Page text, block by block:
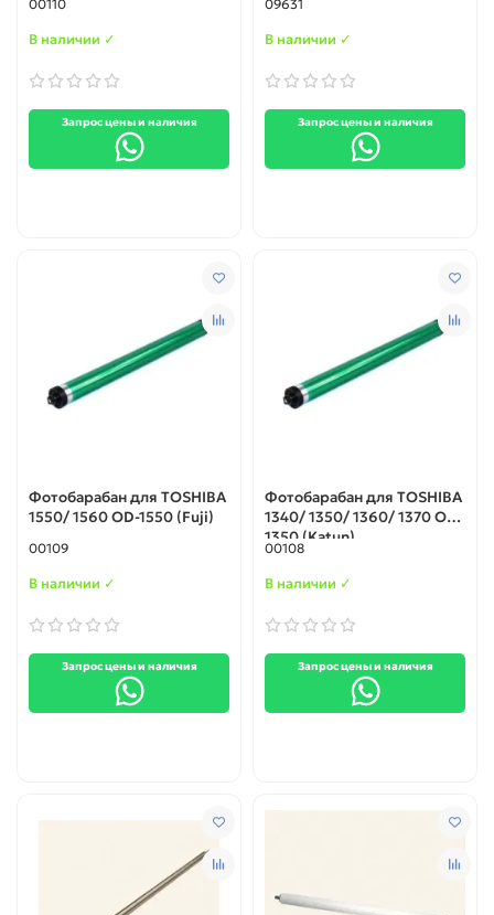
00110
В наличии ✓
Запрос цены и наличия
09631
В наличии ✓
Запрос цены и наличия
Фотобарабан для TOSHIBA
1550/ 1560 OD-1550 (Fuji)
00109
В наличии ✓
Запрос цены и наличия
Фотобарабан для TOSHIBA
1340/ 1350/ 1360/ 1370 OD-
1350 (Katun)
00108
В наличии ✓
Запрос цены и наличия